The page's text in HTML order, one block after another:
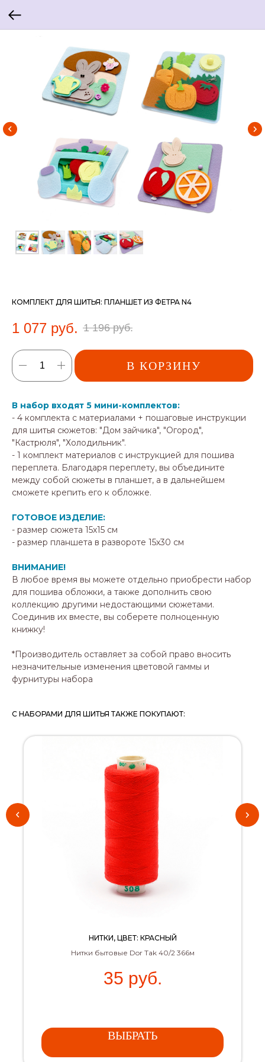
КОМПЛЕКТ ДЛЯ ШИТЬЯ: ПЛАНШЕТ ИЗ ФЕТРА N4
1 077 руб. 1 196 руб.
В КОРЗИНУ
В набор входят 5 мини-комплектов:
- 4 комплекта с материалами + пошаговые инструкции
для шитья сюжетов: "Дом зайчика", "Огород",
"Кастрюля", "Холодильник".
- 1 комплект материалов с инструкцией для пошива
переплета. Благодаря переплету, вы объедините
между собой сюжеты в планшет, а в дальнейшем
сможете крепить его к обложке.
ГОТОВОЕ ИЗДЕЛИЕ:
- размер сюжета 15х15 см
- размер планшета в развороте 15х30 см
ВНИМАНИЕ!
В любое время вы можете отдельно приобрести набор
для пошива обложки, а также дополнить свою
коллекцию другими недостающими сюжетами.
Соединив их вместе, вы соберете полноценную
книжку!
*Производитель оставляет за собой право вносить
незначительные изменения цветовой гаммы и
фурнитуры набора
С НАБОРАМИ ДЛЯ ШИТЬЯ ТАКЖЕ ПОКУПАЮТ:
НИТКИ, ЦВЕТ: КРАСНЫЙ
Нитки бытовые Dor Tak 40/2 366м
35 руб.
ВЫБРАТЬ